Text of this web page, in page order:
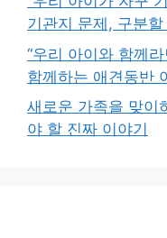
기관지 문제, 구분
“우리 아이와 함께
함께하는 애견동반
새로운 가족을 맞이
야 할 진짜 이야기